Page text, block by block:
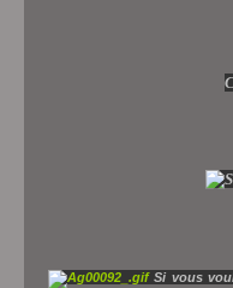
Si vous